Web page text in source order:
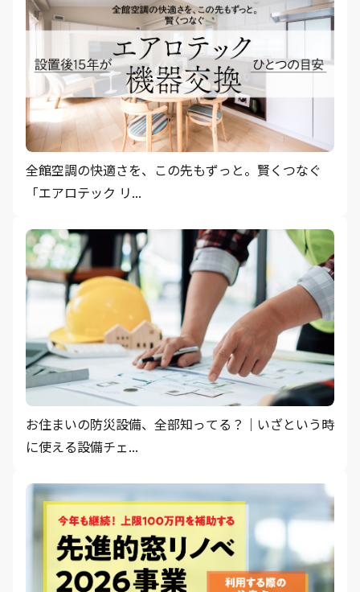
全館空調の快適さを、この先もずっと。賢くつなぐ
「エアロテック リ...
お住まいの防災設備、全部知ってる？｜いざという時
に使える設備チェ...